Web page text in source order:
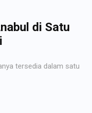
di Satu
tersedia dalam satu